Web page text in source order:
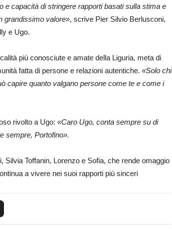
e capacità di stringere rapporti basati sulla stima e
grandissimo valore», scrive Pier Silvio Berlusconi,
e Ugo.
più conosciute e amate della Liguria, meta di
fatta di persone e relazioni autentiche. «Solo chi
capire quanto valgano persone come te e come i
rivolto a Ugo: «Caro Ugo, conta sempre su di
sempre, Portofino».
Toffanin, Lorenzo e Sofia, che rende omaggio
a vivere nei suoi rapporti più sinceri